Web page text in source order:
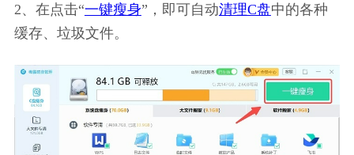
2、在点击“一键瘦身”，即可自动清理C盘中的各种
缓存、垃圾文件。